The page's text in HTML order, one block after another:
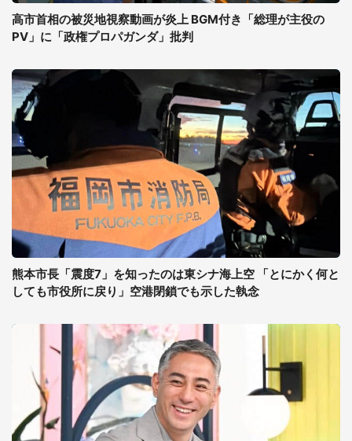
高市首相の被災地視察動画が炎上 BGM付き「総理が主役の
PV」に「政権プロパガンダ」批判
熊本市長「震度7」を知ったのは東シナ海上空 「とにかく何と
しても市役所に戻り」空港閉鎖でも示した執念